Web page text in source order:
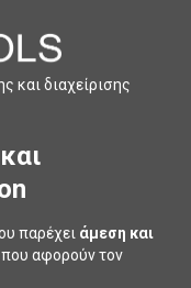
και διαχείρισης
παρέχει άμεση και
αφορούν τον